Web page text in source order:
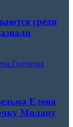
среди
Голунова
Елена
Милану